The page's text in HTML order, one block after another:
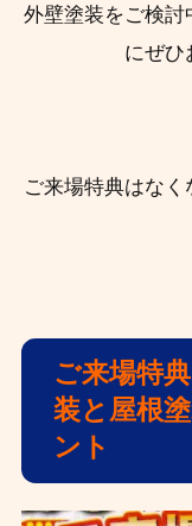
外壁塗装をご検討
にぜひ
ご来場特典はなく
ご来場特
装と屋根
ント